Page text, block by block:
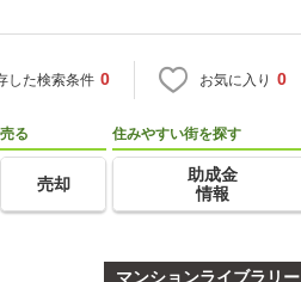
した検索条件 0 お気に入り 0
売る
売却
住みやすい街を探す
助成金
情報
マンションライブラリー